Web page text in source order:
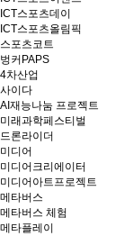
ICT스포츠데이
ICT스포츠올림픽
스포츠코트
벙커PAPS
4차산업
사이다
AI재능나눔 프로젝트
미래과학페스티벌
드론라이더
미디어
미디어크리에이터
미디어아트프로젝트
메타버스
메타버스 체험
메타플레이